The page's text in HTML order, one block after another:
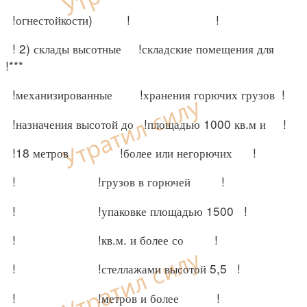
!огнестойкости) ! !
! 2) склады высотные !складские помещения для
!***
!механизированные !хранения горючих грузов !
!назначения высотой до !площадью 1000 кв.м и !
!18 метров !более или негорючих !
! !грузов в горючей !
! !упаковке площадью 1500 !
! !кв.м. и более со !
! !стеллажами высотой 5,5 !
! !метров и более !